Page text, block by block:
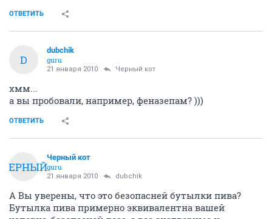
ОТВЕТИТЬ
D
dubchik
guru
21 января 2010 Черный кот
хмм...
а вы пробовали, например, феназепам? )))
ОТВЕТИТЬ
ЧЕРНЫЙ
Черный кот
guru
21 января 2010 dubchik
А Вы уверены, что это безопасней бутылки пива?
Бутылка пива примерно эквивалентна вашей